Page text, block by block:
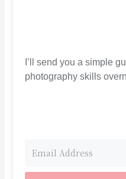
I’ll send you a simple
photography skills